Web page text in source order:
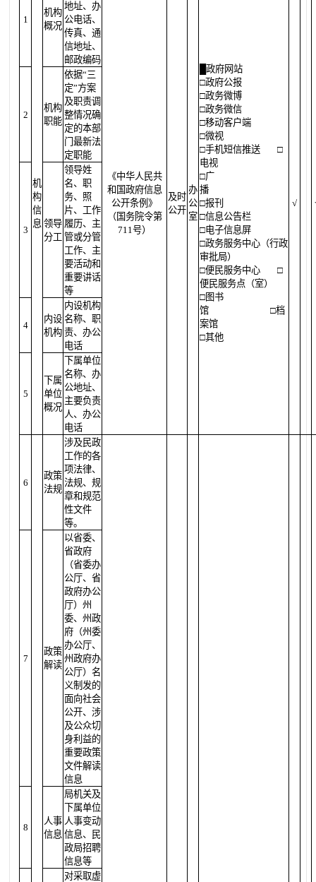
1
机
构
信
息
机构
概况
地址、办
公电话、
传真、通
信地址、
邮政编码
《中华人民共
和国政府信息
公开条例》
（国务院令第
711号）
及时
公开
办
公
室
█政府网站
□政府公报
□政务微博
□政务微信
□移动客户端
□微视
□手机短信推送
□
电视
□广
播
□报刊
□信息公告栏
□电子信息屏
□政务服务中心（行政
审批局）
□便民服务中心
□
便民服务点（室）
□图书
馆
□档
案馆
□其他
√
2
机构
职能
依据“三
定”方案
及职责调
整情况确
定的本部
门最新法
定职能
3
领导
分工
领导姓
名、职
务、照
片、工作
履历、主
管或分管
工作、主
要活动和
重要讲话
等
4
内设
机构
内设机构
名称、职
责、办公
电话
5
下属
单位
概况
下属单位
名称、办
公地址、
主要负责
人、办公
电话
6
政策
法规
涉及民政
工作的各
项法律、
法规、规
章和规范
性文件
等。
7
政策
解读
以省委、
省政府
（省委办
公厅、省
政府办公
厅）州
委、州政
府（州委
办公厅、
州政府办
公厅）名
义制发的
面向社会
公开、涉
及公众切
身利益的
重要政策
文件解读
信息
8
人事
信息
局机关及
下属单位
人事变动
信息、民
政局招聘
信息等
对采取虚